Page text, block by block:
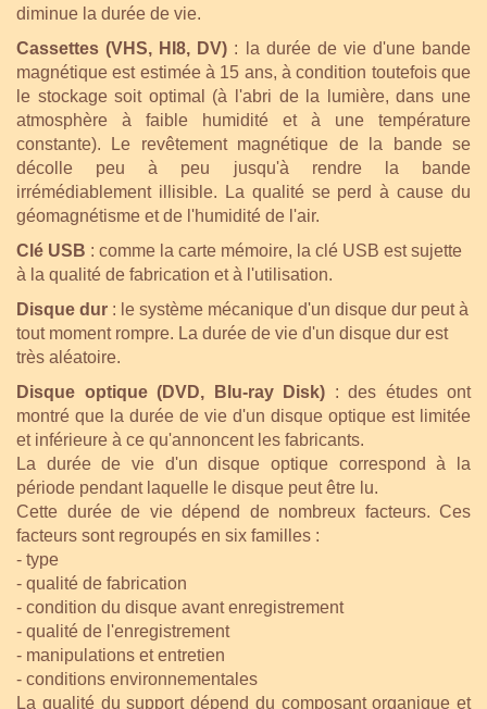
diminue la durée de vie.
Cassettes (VHS, HI8, DV) : la durée de vie d'une bande
magnétique est estimée à 15 ans, à condition toutefois que
le stockage soit optimal (à l'abri de la lumière, dans une
atmosphère à faible humidité et à une température
constante). Le revêtement magnétique de la bande se
décolle peu à peu jusqu'à rendre la bande
irrémédiablement illisible. La qualité se perd à cause du
géomagnétisme et de l'humidité de l'air.
Clé USB : comme la carte mémoire, la clé USB est sujette
à la qualité de fabrication et à l'utilisation.
Disque dur : le système mécanique d'un disque dur peut à
tout moment rompre. La durée de vie d'un disque dur est
très aléatoire.
Disque optique (DVD, Blu-ray Disk) : des études ont
montré que la durée de vie d'un disque optique est limitée
et inférieure à ce qu'annoncent les fabricants.
La durée de vie d'un disque optique correspond à la
période pendant laquelle le disque peut être lu.
Cette durée de vie dépend de nombreux facteurs. Ces
facteurs sont regroupés en six familles :
- type
- qualité de fabrication
- condition du disque avant enregistrement
- qualité de l'enregistrement
- manipulations et entretien
- conditions environnementales
La qualité du support dépend du composant organique et